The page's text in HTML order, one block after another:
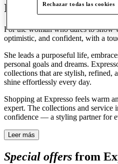
Introducing Expresso
For the woman who dares to show
optimistic, and confident, with a
She leads a purposeful life,
personal goals and dreams.
collections that are stylish, refined,
shine effortlessly every day.
Shopping at Expresso feels warm
expert. The collections and service
confidence — a styling partner for
Leer más
Special offers from
Rechazar todas las cookies